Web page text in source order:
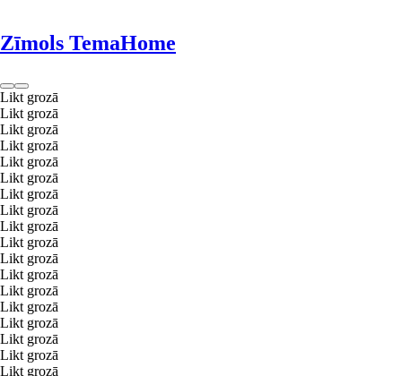
Zīmols TemaHome
Likt grozā
Likt grozā
Likt grozā
Likt grozā
Likt grozā
Likt grozā
Likt grozā
Likt grozā
Likt grozā
Likt grozā
Likt grozā
Likt grozā
Likt grozā
Likt grozā
Likt grozā
Likt grozā
Likt grozā
Likt grozā